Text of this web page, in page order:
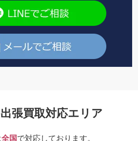
張買取対応エリア
全国で対応しております。